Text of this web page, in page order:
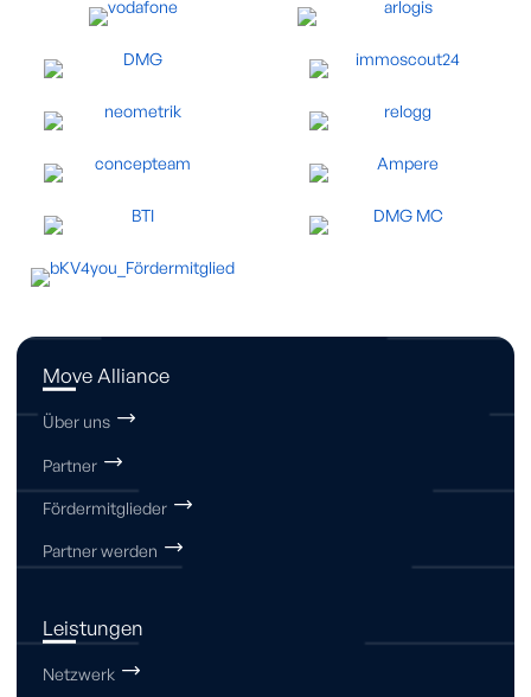
Move Alliance
Über uns
Partner
Fördermitglieder
Partner werden
Leistungen
Netzwerk